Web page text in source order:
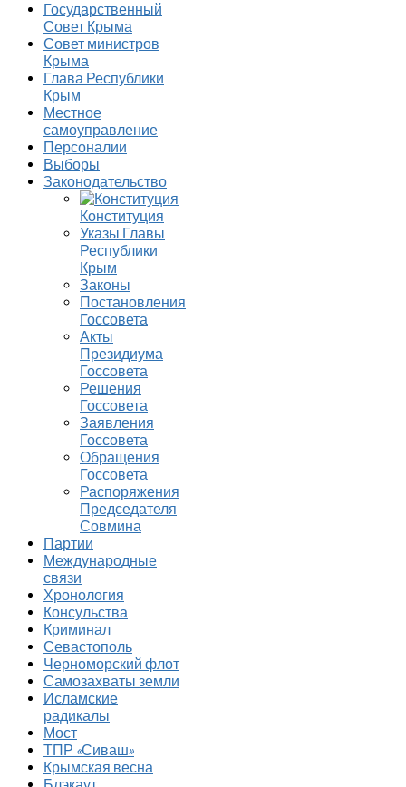
Государственный
Совет Крыма
Совет министров
Крыма
Глава Республики
Крым
Местное
самоуправление
Персоналии
Выборы
Законодательство
Конституция
Указы Главы
Республики
Крым
Законы
Постановления
Госсовета
Акты
Президиума
Госсовета
Решения
Госсовета
Заявления
Госсовета
Обращения
Госсовета
Распоряжения
Председателя
Совмина
Партии
Международные
связи
Хронология
Консульства
Криминал
Севастополь
Черноморский флот
Самозахваты земли
Исламские
радикалы
Мост
ТПР «Сиваш»
Крымская весна